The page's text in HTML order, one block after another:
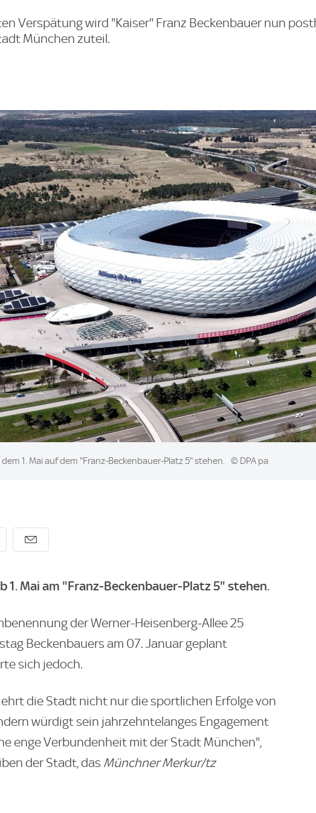
Verspätung wird "Kaiser" Franz Beckenbauer nun
München zuteil.
1. Mai auf dem "Franz-Beckenbauer-Platz 5" stehen. © DPA pa
1. Mai am "Franz-Beckenbauer-Platz 5" stehen.
der Werner-Heisenberg-Allee 25
Beckenbauers am 07. Januar geplant
sich jedoch.
die Stadt nicht nur die sportlichen Erfolge von
würdigt sein jahrzehntelanges Engagement
enge Verbundenheit mit der Stadt München",
der Stadt, das Münchner Merkur/tz